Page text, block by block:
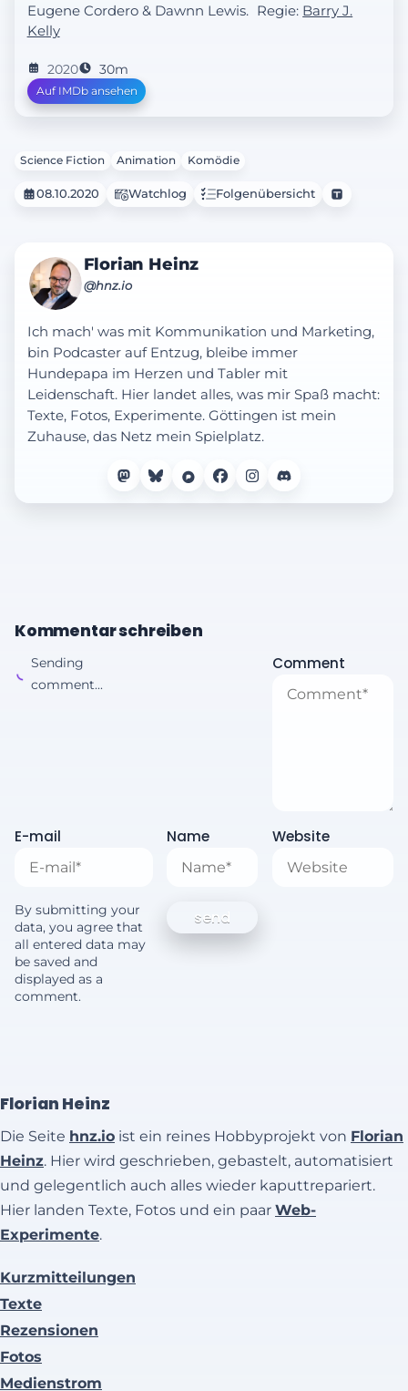
Eugene Cordero & Dawnn Lewis. Regie: Barry J.
Kelly
2020 30m
Auf IMDb ansehen
Science Fiction Animation Komödie
08.10.2020 Watchlog Folgenübersicht
Florian Heinz
@hnz.io
Ich mach' was mit Kommunikation und Marketing,
bin Podcaster auf Entzug, bleibe immer
Hundepapa im Herzen und Tabler mit
Leidenschaft. Hier landet alles, was mir Spaß macht:
Texte, Fotos, Experimente. Göttingen ist mein
Zuhause, das Netz mein Spielplatz.
Kommentar schreiben
Sending
comment...
Comment
E-mail Name Website
By submitting your
data, you agree that
all entered data may
be saved and
displayed as a
comment.
Florian Heinz
Die Seite hnz.io ist ein reines Hobbyprojekt von Florian
Heinz. Hier wird geschrieben, gebastelt, automatisiert
und gelegentlich auch alles wieder kaputtrepariert.
Hier landen Texte, Fotos und ein paar Web-
Experimente.
Kurzmitteilungen
Texte
Rezensionen
Fotos
Medienstrom